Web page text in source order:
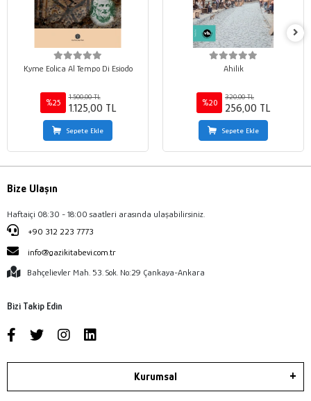
Kyme Eolica Al Tempo Di Esiodo
%25
1.500,00 TL
1.125,00 TL
Sepete Ekle
Ahilik
%20
320,00 TL
256,00 TL
Sepete Ekle
Bize Ulaşın
Haftaiçi 08:30 - 18:00 saatleri arasında ulaşabilirsiniz.
+90 312 223 7773
info@gazikitabevi.com.tr
Bahçelievler Mah. 53. Sok. No:29 Çankaya-Ankara
Bizi Takip Edin
Kurumsal